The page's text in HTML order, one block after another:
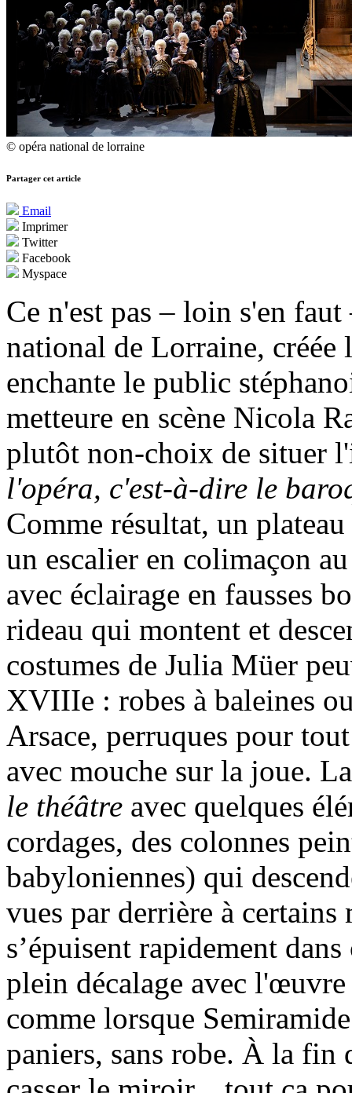
© opéra national de lorraine
Partager cet article
Email
Imprimer
Twitter
Facebook
Myspace
Ce n'est pas – loin s'en
national de Lorraine, créée
enchante le public
metteure en scène Nicola
plutôt non-choix de situer
l'opéra, c'est-à-dire le
Comme résultat, un
un escalier en colimaçon
avec éclairage en fausses
rideau qui montent et
costumes de Julia Müer
XVIIIe : robes à baleines
Arsace, perruques pour
avec mouche sur la joue.
le théâtre avec quelques
cordages, des colonnes
babyloniennes) qui
vues par derrière à certains
s’épuisent rapidement
plein décalage avec
comme lorsque
paniers, sans robe. À la